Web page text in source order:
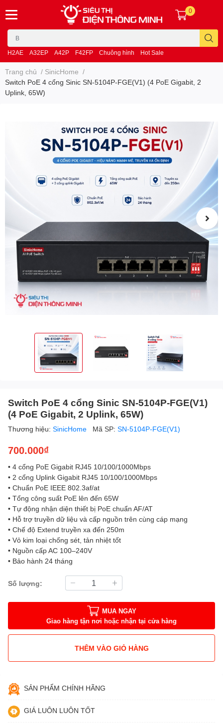
H2AE A32EP A42P F42FP Chuông hình Hot Sale
0
Trang chủ / SinicHome /
Switch PoE 4 cổng Sinic SN-5104P-FGE(V1) (4 PoE Gigabit, 2
Uplink, 65W)
Switch PoE 4 cổng Sinic SN-5104P-FGE(V1)
(4 PoE Gigabit, 2 Uplink, 65W)
Thương hiệu: SinicHome Mã SP: SN-5104P-FGE(V1)
700.000₫
• 4 cổng PoE Gigabit RJ45 10/100/1000Mbps
• 2 cổng Uplink Gigabit RJ45 10/100/1000Mbps
• Chuẩn PoE IEEE 802.3af/at
• Tổng công suất PoE lên đến 65W
• Tự động nhận diện thiết bị PoE chuẩn AF/AT
• Hỗ trợ truyền dữ liệu và cấp nguồn trên cùng cáp mạng
• Chế độ Extend truyền xa đến 250m
• Vỏ kim loại chống sét, tản nhiệt tốt
• Nguồn cấp AC 100–240V
• Bảo hành 24 tháng
Số lượng:
MUA NGAY
Giao hàng tận nơi hoặc nhận tại cửa hàng
THÊM VÀO GIỎ HÀNG
SẢN PHẨM CHÍNH HÃNG
GIÁ LUÔN LUÔN TỐT